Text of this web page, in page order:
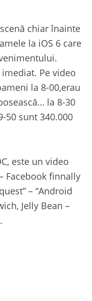
chiar înainte
la iOS 6 care
Pe video
la 8-00,erau
la 8-30
50 sunt 340.000
este un video
Facebook finnally
– “Android
Jelly Bean –